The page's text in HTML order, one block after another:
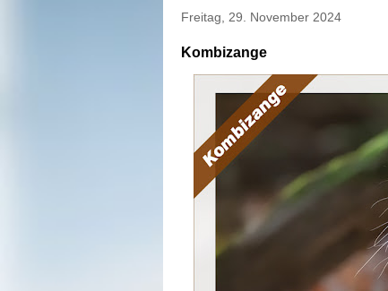
Freitag, 29. November 2024
Kombizange